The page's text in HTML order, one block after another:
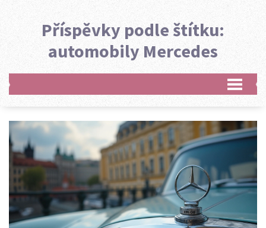
Příspěvky podle štítku:
automobily Mercedes